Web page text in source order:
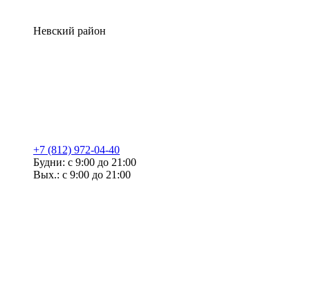
Невский район
+7 (812) 972-04-40
Будни: с 9:00 до 21:00
Вых.: с 9:00 до 21:00